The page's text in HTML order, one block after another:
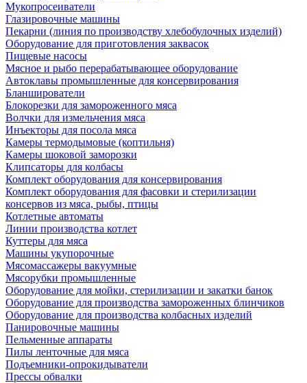
Мукопросеиватели
Глазировочные машины
Пекарни (линия по производству хлебобулочных изделий)
Оборудование для приготовления заквасок
Пищевые насосы
Мясное и рыбо перерабатывающее оборудование
Автоклавы промышленные для консервирования
Бланширователи
Блокорезки для замороженного мяса
Волчки для измельчения мяса
Инъекторы для посола мяса
Камеры термодымовые (коптильня)
Камеры шоковой заморозки
Клипсаторы для колбасы
Комплект оборудования для консервирования
Комплект оборудования для фасовки и стерилизации
консервов из мяса, рыбы, птицы
Котлетные автоматы
Линии производства котлет
Куттеры для мяса
Машины укупорочные
Мясомассажеры вакуумные
Мясорубки промышленные
Оборудование для мойки, стерилизации и закатки банок
Оборудование для производства замороженных блинчиков
Оборудование для производства колбасных изделий
Панировочные машины
Пельменные аппараты
Пилы ленточные для мяса
Подъемники-опрокидыватели
Прессы обвалки